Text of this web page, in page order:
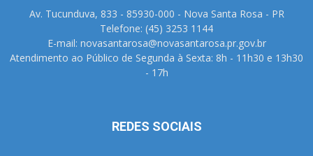
Av. Tucunduva, 833 - 85930-000 - Nova Santa Rosa - PR
Telefone: (45) 3253 1144
E-mail: novasantarosa@novasantarosa.pr.gov.br
Atendimento ao Público de Segunda à Sexta: 8h - 11h30 e 13h30
- 17h
REDES SOCIAIS